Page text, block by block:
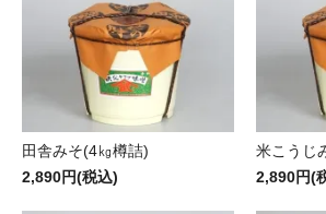
田舎みそ(4㎏樽詰)
2,890円(税込)
米こうじ
2,890円(